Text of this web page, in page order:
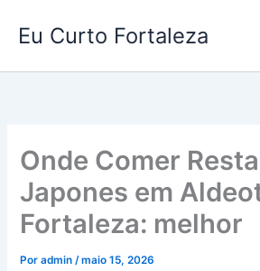
para
conteúdo
Eu Curto Fortaleza
Onde Comer
Japones em
Fortaleza: melhor
Poradmin/maio 15, 2026